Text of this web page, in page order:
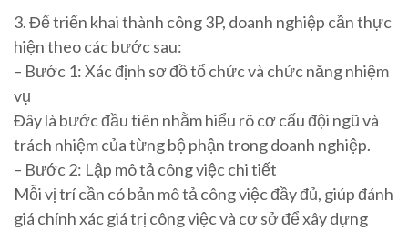
3. Để triển khai thành công 3P, doanh nghiệp cần thực
hiện theo các bước sau:
– Bước 1: Xác định sơ đồ tổ chức và chức năng nhiệm
vụ
Đây là bước đầu tiên nhằm hiểu rõ cơ cấu đội ngũ và
trách nhiệm của từng bộ phận trong doanh nghiệp.
– Bước 2: Lập mô tả công việc chi tiết
Mỗi vị trí cần có bản mô tả công việc đầy đủ, giúp đánh
giá chính xác giá trị công việc và cơ sở để xây dựng